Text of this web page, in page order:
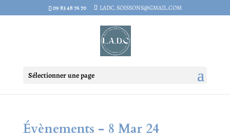
09 83 48 76 70 LADC.SOISSONS@GMAIL.COM
Sélectionner une page
Évènements - 8 Mar 24